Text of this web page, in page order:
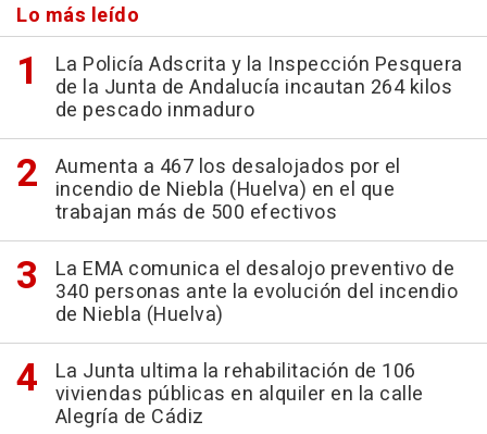
Lo más leído
La Policía Adscrita y la Inspección Pesquera
de la Junta de Andalucía incautan 264 kilos
de pescado inmaduro
Aumenta a 467 los desalojados por el
incendio de Niebla (Huelva) en el que
trabajan más de 500 efectivos
La EMA comunica el desalojo preventivo de
340 personas ante la evolución del incendio
de Niebla (Huelva)
La Junta ultima la rehabilitación de 106
viviendas públicas en alquiler en la calle
Alegría de Cádiz